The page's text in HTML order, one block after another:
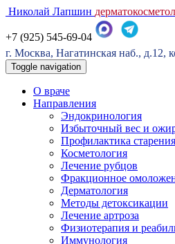
Николай Лапшин
+7 (925) 545-69-04
г. Москва, Нагатинская наб., д.12,
Toggle navigation
О враче
Направления
Эндокринология
Избыточный вес и
Профилактика старения
Косметология
Лечение рубцов
Фракционное
Дерматология
Методы детоксикации
Лечение артроза
Физиотерапия и
Иммунология